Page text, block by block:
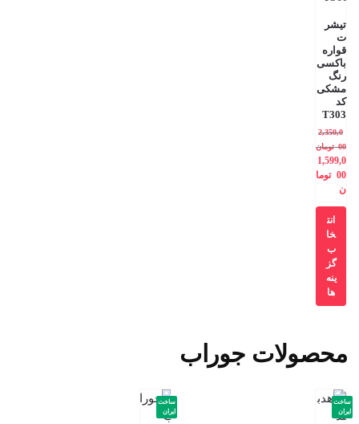
تیشر
ت
قواره
باکسی
رنگ
مشکی
کد
T303
2,350,0
00 تومان
1,599,0
00 توما
ن
انت
خا
ب
گز
ینه
ها
محصولات جوراب
ساخت
ایران
ساخت
ایران